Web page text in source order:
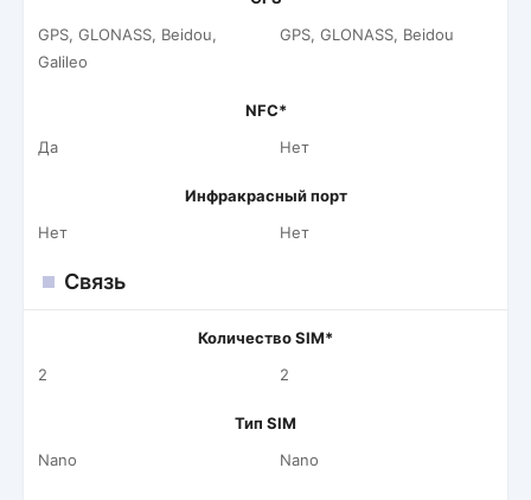
GPS, GLONASS, Beidou,
Galileo
GPS, GLONASS, Beidou
NFC*
Да
Нет
Инфракрасный порт
Нет
Нет
Связь
Количество SIM*
2
2
Тип SIM
Nano
Nano